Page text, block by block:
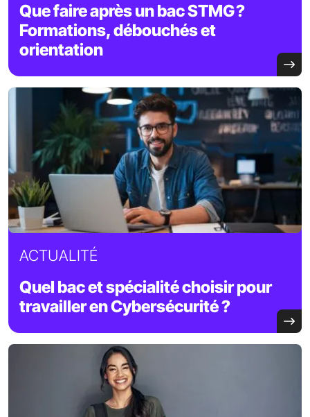
Que faire après un bac STMG ?
Formations, débouchés et
orientation
ACTUALITÉ
Quel bac et spécialité choisir pour
travailler en Cybersécurité ?